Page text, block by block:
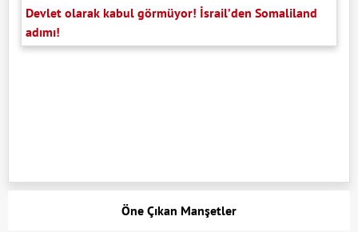
Devlet olarak kabul görmüyor! İsrail’den Somaliland
adımı!
Öne Çıkan Manşetler